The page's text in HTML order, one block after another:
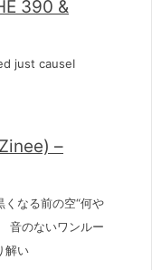
390 &
just causeI
–
なる前の空“何や
音のないワンルー
解い